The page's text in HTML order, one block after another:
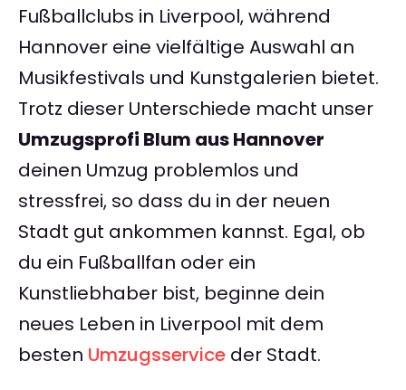
Fußballclubs in Liverpool, während
Hannover eine vielfältige Auswahl an
Musikfestivals und Kunstgalerien bietet.
Trotz dieser Unterschiede macht unser
Umzugsprofi Blum aus Hannover
deinen Umzug problemlos und
stressfrei, so dass du in der neuen
Stadt gut ankommen kannst. Egal, ob
du ein Fußballfan oder ein
Kunstliebhaber bist, beginne dein
neues Leben in Liverpool mit dem
besten Umzugsservice der Stadt.